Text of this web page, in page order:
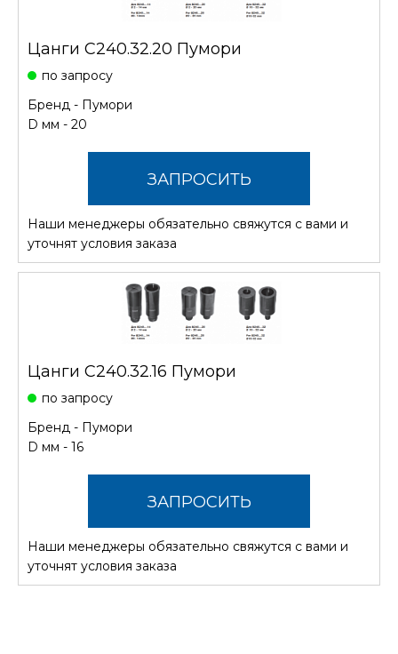
Цанги С240.32.20 Пумори
по запросу
Бренд - Пумори
D мм - 20
ЗАПРОСИТЬ
СТОИМОСТЬ
Наши менеджеры обязательно свяжутся с вами и
уточнят условия заказа
Цанги С240.32.16 Пумори
по запросу
Бренд - Пумори
D мм - 16
ЗАПРОСИТЬ
СТОИМОСТЬ
Наши менеджеры обязательно свяжутся с вами и
уточнят условия заказа